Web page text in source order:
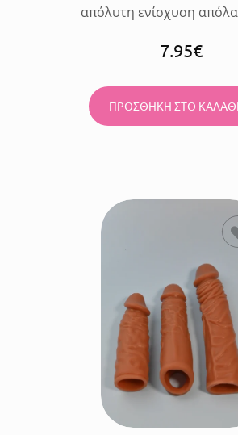
απόλυτη ενίσχυση
7.95€
ΠΡΟΣΘΗΚΗ ΣΤΟ ΚΑΛΑΘΙ
ΕΠΙΛΟΓΗ